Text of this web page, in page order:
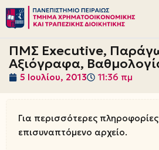
Μεταπηδήστε
στο
περιεχόμενο
ΠΜΣ Executive,
Αξιόγραφα,
5 Ιουλίου, 2013 11:36 πμ
Για περισσότερες πληροφορίες
επισυναπτόμενο αρχείο.